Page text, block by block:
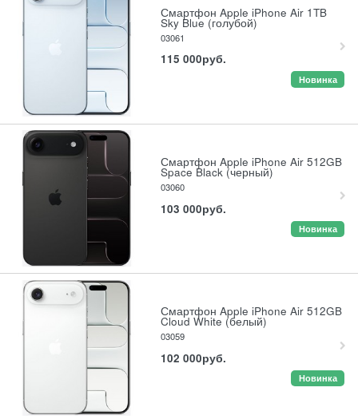
Смартфон Apple iPhone Air 1TB
Sky Blue (голубой)
03061
115 000руб.
Новинка
Смартфон Apple iPhone Air 512GB
Space Black (черный)
03060
103 000руб.
Новинка
Смартфон Apple iPhone Air 512GB
Cloud White (белый)
03059
102 000руб.
Новинка